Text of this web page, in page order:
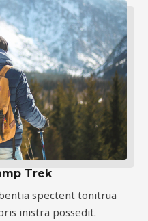
Trek
spectent tonitrua
inistra possedit.